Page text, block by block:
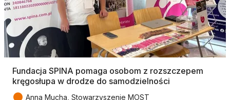
Fundacja SPINA pomaga osobom z rozszczepem
kręgosłupa w drodze do samodzielności
Anna Mucha, Stowarzyszenie MOST